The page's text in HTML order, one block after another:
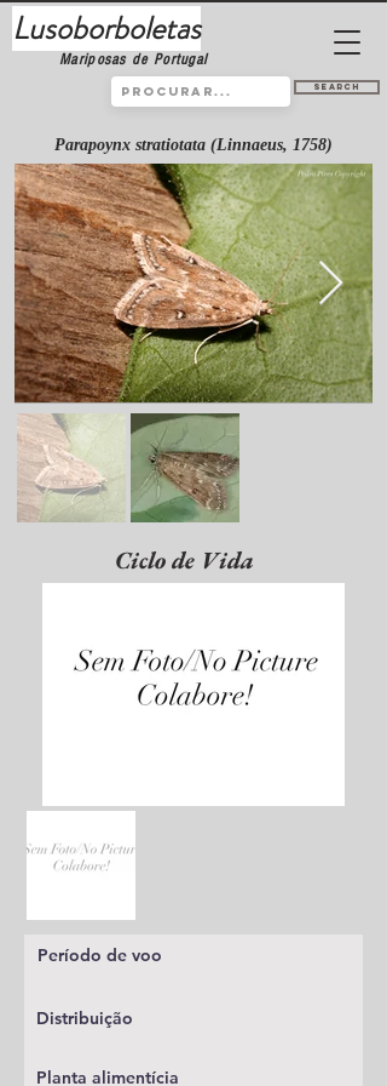
Lusoborboletas
Mariposas de Portugal
Search
Parapoynx stratiotata (Linnaeus, 1758)
Ciclo de Vida
Período de voo
Distribuição
Planta alimentícia